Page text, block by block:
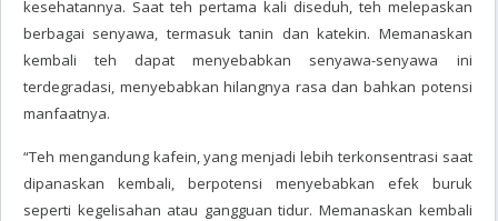
kesehatannya. Saat teh pertama kali diseduh, teh melepaskan
berbagai senyawa, termasuk tanin dan katekin. Memanaskan
kembali teh dapat menyebabkan senyawa-senyawa ini
terdegradasi, menyebabkan hilangnya rasa dan bahkan potensi
manfaatnya.
“Teh mengandung kafein, yang menjadi lebih terkonsentrasi saat
dipanaskan kembali, berpotensi menyebabkan efek buruk
seperti kegelisahan atau gangguan tidur. Memanaskan kembali